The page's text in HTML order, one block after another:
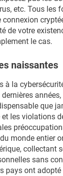
etc. Tous les
de votre
le cas.
naissantes
à la
que
les violations
monde entier
collectant
sans
pays ont